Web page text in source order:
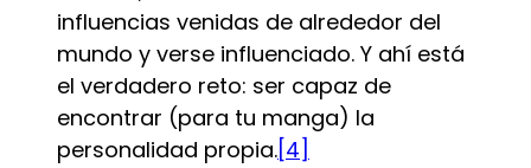
influencias venidas de alrededor del
mundo y verse influenciado. Y ahí está
el verdadero reto: ser capaz de
encontrar (para tu manga) la
personalidad propia.[4]